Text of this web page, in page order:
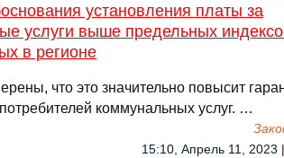
установления платы за
услуги выше предельных
в регионе
что это значительно повысит
коммунальных услуг. …
15:10, Апрель 11, 2023